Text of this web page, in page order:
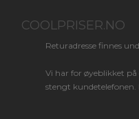
COOLPRISER.NO
Returadresse finnes
Vi har for øyeblikket
stengt kundetelefonen.